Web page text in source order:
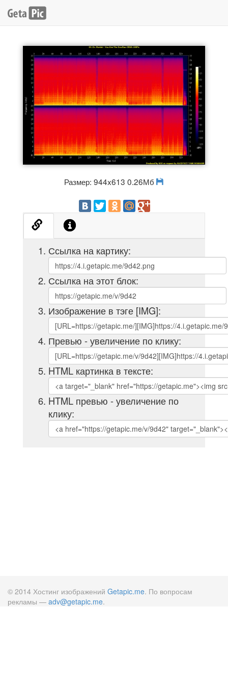
Размер: 944x613 0.26Мб
Ссылка на картику:
Ссылка на этот блок:
Изображение в тэге [IMG]:
Превью - увеличение по клику:
HTML картинка в тексте:
HTML превью - увеличение по
клику:
© 2014 Хостинг изображений Getapic.me. По вопросам
рекламы — adv@getapic.me.